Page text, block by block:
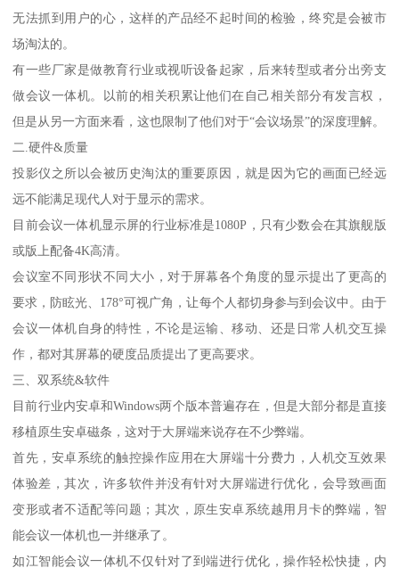
无法抓到用户的心，这样的产品经不起时间的检验，终究是会被市
场淘汰的。
有一些厂家是做教育行业或视听设备起家，后来转型或者分出旁支
做会议一体机。以前的相关积累让他们在自己相关部分有发言权，
但是从另一方面来看，这也限制了他们对于“会议场景”的深度理解。
二.硬件&质量
投影仪之所以会被历史淘汰的重要原因，就是因为它的画面已经远
远不能满足现代人对于显示的需求。
目前会议一体机显示屏的行业标准是1080P，只有少数会在其旗舰版
或版上配备4K高清。
会议室不同形状不同大小，对于屏幕各个角度的显示提出了更高的
要求，防眩光、178°可视广角，让每个人都切身参与到会议中。由于
会议一体机自身的特性，不论是运输、移动、还是日常人机交互操
作，都对其屏幕的硬度品质提出了更高要求。
三、双系统&软件
目前行业内安卓和Windows两个版本普遍存在，但是大部分都是直接
移植原生安卓磁条，这对于大屏端来说存在不少弊端。
首先，安卓系统的触控操作应用在大屏端十分费力，人机交互效果
体验差，其次，许多软件并没有针对大屏端进行优化，会导致画面
变形或者不适配等问题；其次，原生安卓系统越用月卡的弊端，智
能会议一体机也一并继承了。
如江智能会议一体机不仅针对了到端进行优化，操作轻松快捷，内